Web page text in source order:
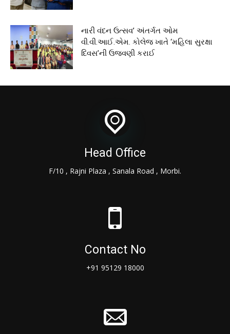
નારી વંદન ઉત્સવ’ અંતર્ગત ઓમ
વી.વી.આઈ.એમ. કોલેજ ખાતે ‘મહિલા સુરક્ષા
દિવસ’ની ઉજવણી કરાઈ
Head Office
F/10 , Rajni Plaza , Sanala Road , Morbi.
Contact No
+91 95129 18000